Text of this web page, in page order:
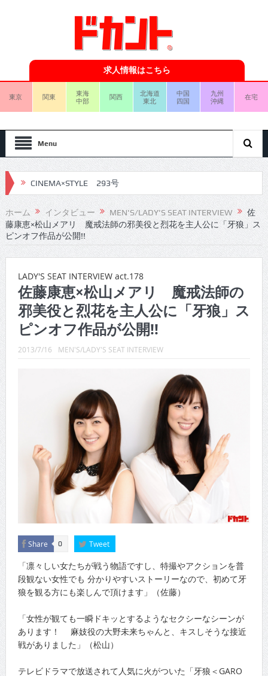
求人情報はこちら
東京 関東
東海
中部
関西
北海道
東北
中国
四国
九州
沖縄
在宅
Menu
CINEMA×STYLE 292号
CINEMA×STYLE 291号
CINEMA×STYLE 290号
CINEMA×STYLE 289号
CINEMA×STYLE 288号
CINEMA×STYLE 287号
CINEMA×STYLE 286号
CINEMA×STYLE 293号
ホーム インタビュー MEN'S/LADY'S SEAT INTERVIEW
佐
藤康恵×松山メアリ 魔戒法師の邪美役と烈花を主人公に「牙狼」ス
ピンオフ作品が公開!!
LADY'S SEAT INTERVIEW act.178
佐藤康恵×松山メアリ 魔戒法師の
邪美役と烈花を主人公に「牙狼」ス
ピンオフ作品が公開!!
2013/7/16 MEN'S/LADY'S SEAT INTERVIEW
Share 0 Tweet
「凛々しい女たちが戦う物語ですし、特撮やアクションを普
段観ない女性でも 分かりやすいストーリーなので、初めて牙
狼を観る方にも楽しんで頂けます」（佐藤）
「女性が観ても一瞬ドキッとするようなセクシーなシーンが
あります！ 麻妓役の大野未来ちゃんと、キスしそうな接近
戦がありました」（松山）
テレビドラマで放送されて人気に火がついた「牙狼＜GARO